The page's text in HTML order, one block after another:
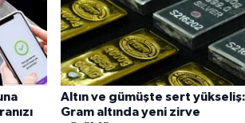
Altın ve gümüşte sert yükseliş:
Gram altında yeni zirve